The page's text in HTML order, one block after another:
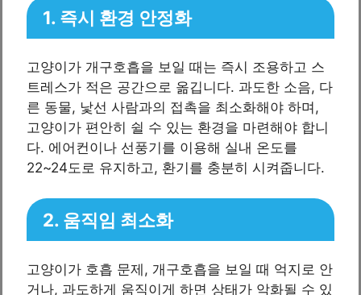
1. 즉시 환경 안정화
고양이가 개구호흡을 보일 때는 즉시 조용하고 스
트레스가 적은 공간으로 옮깁니다. 과도한 소음, 다
른 동물, 낯선 사람과의 접촉을 최소화해야 하며,
고양이가 편안히 쉴 수 있는 환경을 마련해야 합니
다. 에어컨이나 선풍기를 이용해 실내 온도를
22~24도로 유지하고, 환기를 충분히 시켜줍니다.
2. 움직임 최소화
고양이가 호흡 문제, 개구호흡을 보일 때 억지로 안
거나, 과도하게 움직이게 하면 상태가 악화될 수 있